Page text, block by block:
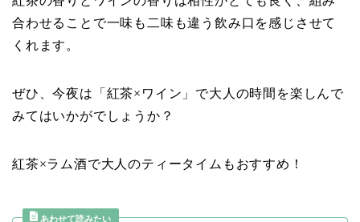
合わせることで一味も二味も違う飲み口を感じさせて
くれます。
ぜひ、今夜は「紅茶×ワイン」で大人の時間を楽しんで
みてはいかがでしょうか？
紅茶×ラム酒で大人のティータイムもおすすめ！